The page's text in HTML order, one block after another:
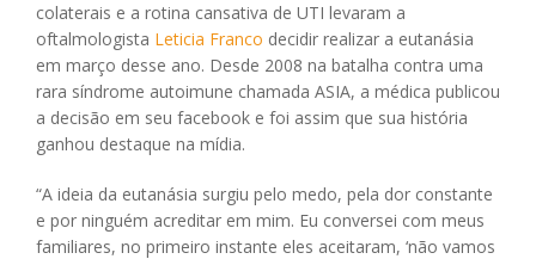
colaterais e a rotina cansativa de UTI levaram a
oftalmologista Leticia Franco decidir realizar a eutanásia
em março desse ano. Desde 2008 na batalha contra uma
rara síndrome autoimune chamada ASIA, a médica publicou
a decisão em seu facebook e foi assim que sua história
ganhou destaque na mídia.
“A ideia da eutanásia surgiu pelo medo, pela dor constante
e por ninguém acreditar em mim. Eu conversei com meus
familiares, no primeiro instante eles aceitaram, ‘não vamos